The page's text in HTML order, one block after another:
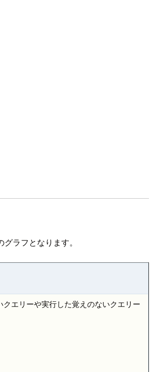
ラフとなります。
エリーや実行した覚えのないクエリー